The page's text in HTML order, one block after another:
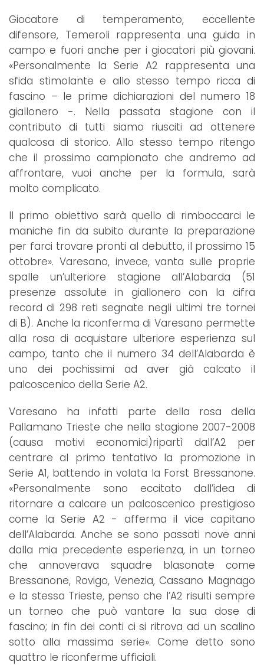
Giocatore di temperamento, eccellente
difensore, Temeroli rappresenta una guida in
campo e fuori anche per i giocatori più giovani.
«Personalmente la Serie A2 rappresenta una
sfida stimolante e allo stesso tempo ricca di
fascino – le prime dichiarazioni del numero 18
giallonero -. Nella passata stagione con il
contributo di tutti siamo riusciti ad ottenere
qualcosa di storico. Allo stesso tempo ritengo
che il prossimo campionato che andremo ad
affrontare, vuoi anche per la formula, sarà
molto complicato.
Il primo obiettivo sarà quello di rimboccarci le
maniche fin da subito durante la preparazione
per farci trovare pronti al debutto, il prossimo 15
ottobre». Varesano, invece, vanta sulle proprie
spalle un’ulteriore stagione all’Alabarda (51
presenze assolute in giallonero con la cifra
record di 298 reti segnate negli ultimi tre tornei
di B). Anche la riconferma di Varesano permette
alla rosa di acquistare ulteriore esperienza sul
campo, tanto che il numero 34 dell’Alabarda è
uno dei pochissimi ad aver già calcato il
palcoscenico della Serie A2.
Varesano ha infatti parte della rosa della
Pallamano Trieste che nella stagione 2007-2008
(causa motivi economici)ripartì dall’A2 per
centrare al primo tentativo la promozione in
Serie A1, battendo in volata la Forst Bressanone.
«Personalmente sono eccitato dall’idea di
ritornare a calcare un palcoscenico prestigioso
come la Serie A2 - afferma il vice capitano
dell’Alabarda. Anche se sono passati nove anni
dalla mia precedente esperienza, in un torneo
che annoverava squadre blasonate come
Bressanone, Rovigo, Venezia, Cassano Magnago
e la stessa Trieste, penso che l’A2 risulti sempre
un torneo che può vantare la sua dose di
fascino; in fin dei conti ci si ritrova ad un scalino
sotto alla massima serie». Come detto sono
quattro le riconferme ufficiali.